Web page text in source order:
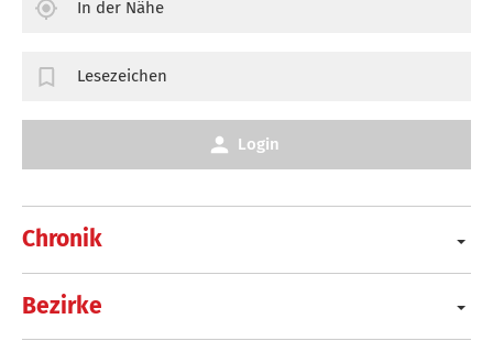
Chronik
Bezirke
In der Nähe
Lesezeichen
Login